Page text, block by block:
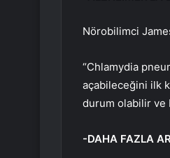
Nörobilimci
“Chlamydia
açabileceğini ilk
durum olabilir ve
-DAHA FAZLA